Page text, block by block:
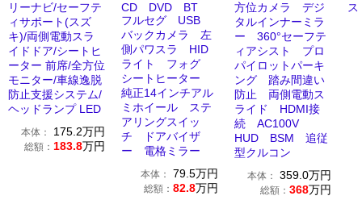
リーナビ/セーフテ
ィサポート(スズ
キ)/両側電動スラ
イドドア/シートヒ
ーター 前席/全方位
モニター/車線逸脱
防止支援システム/
ヘッドランプ LED
本体： 175.2万円
総額： 183.8万円
CD DVD BT
フルセグ USB
バックカメラ 左
側パワスラ HID
ライト フォグ
シートヒーター
純正14インチアル
ミホイール ステ
アリングスイッ
チ ドアバイザ
ー 電格ミラー
本体： 79.5万円
総額： 82.8万円
方位カメラ デジ
タルインナーミラ
ー 360°セーフテ
ィアシスト プロ
パイロットパーキ
ング 踏み間違い
防止 両側電動ス
ライド HDMI接
続 AC100V
HUD BSM 追従
型クルコン
本体： 359.0万円
総額： 368万円